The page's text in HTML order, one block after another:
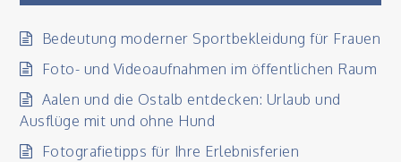
Bedeutung moderner Sportbekleidung für Frauen
Foto- und Videoaufnahmen im öffentlichen Raum
Aalen und die Ostalb entdecken: Urlaub und
Ausflüge mit und ohne Hund
Fotografietipps für Ihre Erlebnisferien